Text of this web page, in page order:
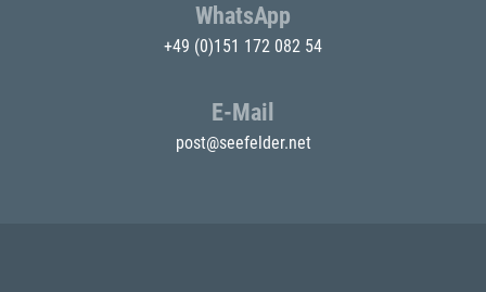
WhatsApp
+49 (0)151 172 082 54
E-Mail
post@seefelder.net